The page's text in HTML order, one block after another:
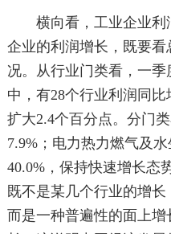
横向看，工业企业利
企业的利润增长，既要
况。从行业门类看，一
中，有28个行业利润同
扩大2.4个百分点。分门
7.9%；电力热力燃气及
40.0%，保持快速增长态
既不是某几个行业的增长
而是一种普遍性的面上